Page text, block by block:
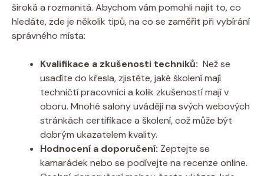
široká a rozmanitá.⁤ Abychom vám pomohli najít to, ⁣co
hledáte, zde je několik tipů,⁢ na co ⁢se zaměřit při vybírání
správného místa:
Kvalifikace a zkušenosti techniků: ⁣ Než se
usadíte do křesla, zjistěte, jaké školení mají
techničtí pracovníci a⁤ kolik zkušeností mají ⁢v
oboru. Mnohé salony‌ uvádějí na svých webových
stránkách​ certifikace a školení,‌ což může být⁣
dobrým ukazatelem kvality.
Hodnocení a doporučení: Zeptejte se
kamarádek⁤ nebo se​ podívejte na recenze online.